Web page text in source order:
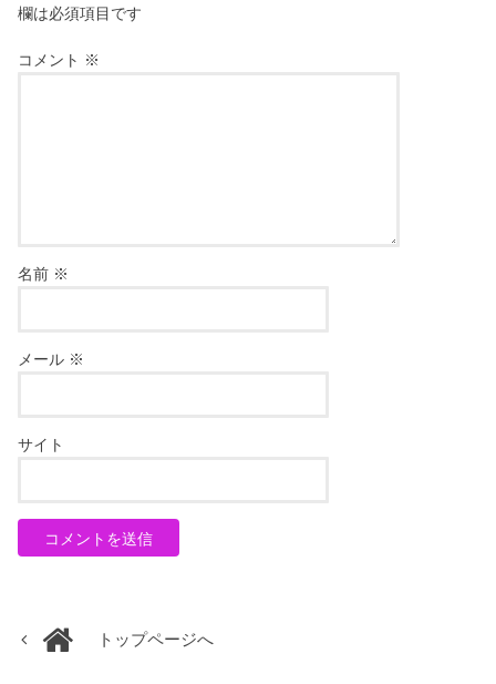
欄は必須項目です
コメント ※
名前 ※
メール ※
サイト
トップページへ